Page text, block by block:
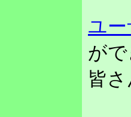
ユ
がで
皆